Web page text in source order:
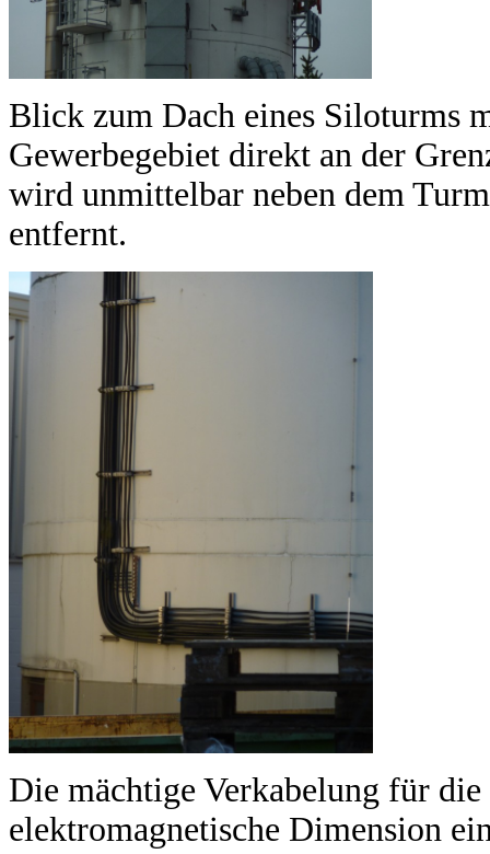
Blick zum Dach eines Siloturms
Gewerbegebiet direkt an der
wird unmittelbar neben dem
entfernt.
Die mächtige Verkabelung für
elektromagnetische Dimension